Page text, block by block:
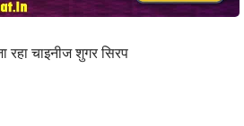
चाइनीज शुगर सिरप